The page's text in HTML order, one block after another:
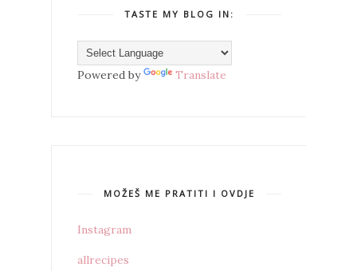
TASTE MY BLOG IN:
Powered by Translate
MOŽEŠ ME PRATITI I OVDJE
Instagram
allrecipes